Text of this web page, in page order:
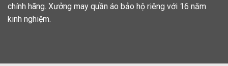
chính hãng. Xưởng may quần áo bảo hộ riêng với 16 năm
kinh nghiệm.